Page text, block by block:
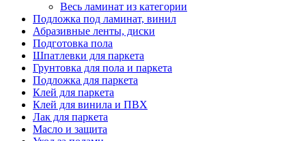
Весь ламинат из категории
Подложка под ламинат, винил
Абразивные ленты, диски
Подготовка пола
Шпатлевки для паркета
Грунтовка для пола и паркета
Подложка для паркета
Клей для паркета
Клей для винила и ПВХ
Лак для паркета
Масло и защита